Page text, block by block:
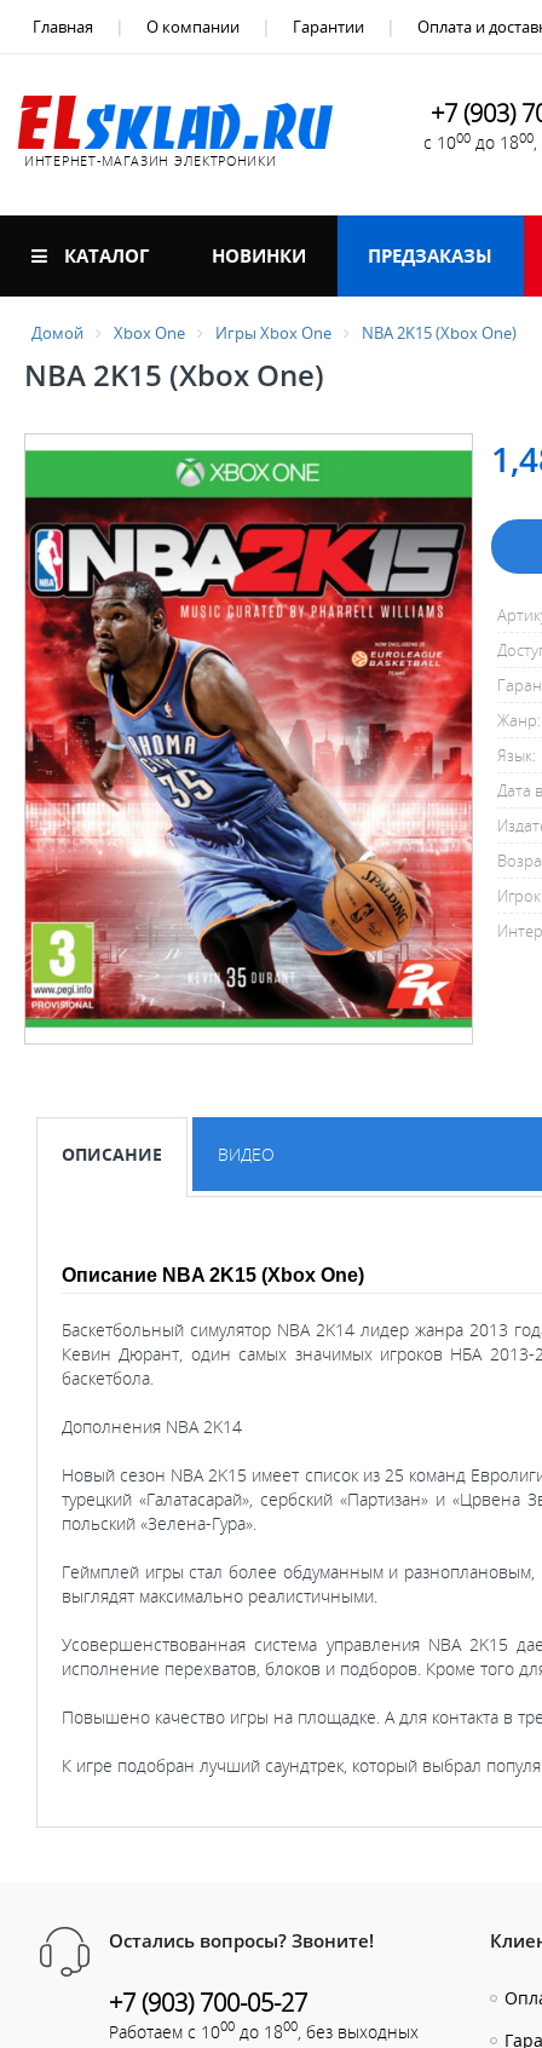
Главная О компании Гарантии Оплата и
ИНТЕРНЕТ-МАГАЗИН ЭЛЕКТРОНИКИ
+7 (903)
с 1000 до 1800
КАТАЛОГ НОВИНКИ ПРЕДЗАКАЗЫ
Домой Xbox One Игры Xbox One NBA 2K15 (Xbox One)
NBA 2K15 (Xbox One)
Жанр:
Язык:
Дата
ОПИСАНИЕ ВИДЕО
Описание NBA 2K15 (Xbox One)
Баскетбольный симулятор NBA 2K14 лидер жанра 2013
Кевин Дюрант, один самых значимых игроков НБА 2013-
баскетбола.
Дополнения NBA 2K14
Новый сезон NBA 2K15 имеет список из 25 команд
турецкий «Галатасарай», сербский «Партизан» и «Црвена
польский «Зелена-Гура».
Геймплей игры стал более обдуманным и
выглядят максимально реалистичными.
Усовершенствованная система управления NBA 2K15
исполнение перехватов, блоков и подборов. Кроме того
Повышено качество игры на площадке. А для контакта в
К игре подобран лучший саундтрек, который выбрал
Остались вопросы? Звоните!
+7 (903) 700-05-27
Работаем с 1000 до 1800 , без выходных